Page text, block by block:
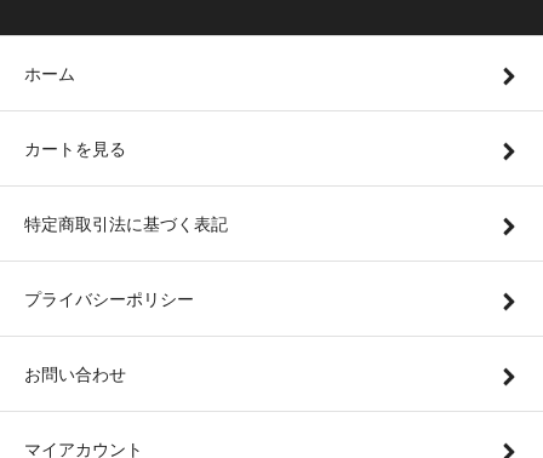
ホーム
カートを見る
特定商取引法に基づく表記
プライバシーポリシー
お問い合わせ
マイアカウント